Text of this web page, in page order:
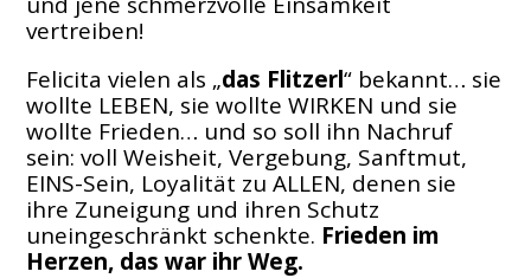
vertreiben!
Felicita vielen als „das Flitzerl“ bekannt… sie
wollte LEBEN, sie wollte WIRKEN und sie
wollte Frieden… und so soll ihn Nachruf
sein: voll Weisheit, Vergebung, Sanftmut,
EINS-Sein, Loyalität zu ALLEN, denen sie
ihre Zuneigung und ihren Schutz
uneingeschränkt schenkte. Frieden im
Herzen, das war ihr Weg.